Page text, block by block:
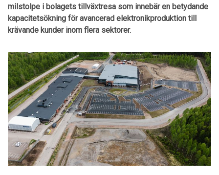
milstolpe i bolagets tillväxtresa som innebär en betydande
kapacitetsökning för avancerad elektronikproduktion till
krävande kunder inom flera sektorer.